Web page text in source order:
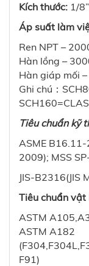
Kích thước: 1/
Áp suất làm
Ren NPT –
Hàn lồng –
Hàn giáp mối
Ghi chú：
Tiêu chuẩn kỹ
ASME B16.11-
2009); MSS
JIS-B2316(JIS
Tiêu chuẩn vật
ASTM
ASTM A182
F91)